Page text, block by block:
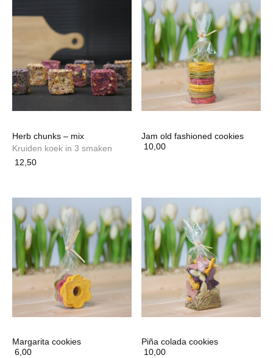
Herb chunks – mix
Kruiden koek in 3 smaken
12,50
Jam old fashioned cookies
10,00
Margarita cookies
6,00
Piña colada cookies
10,00